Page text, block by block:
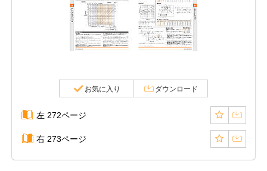
お気に入り ダウンロード
左 272ページ
右 273ページ